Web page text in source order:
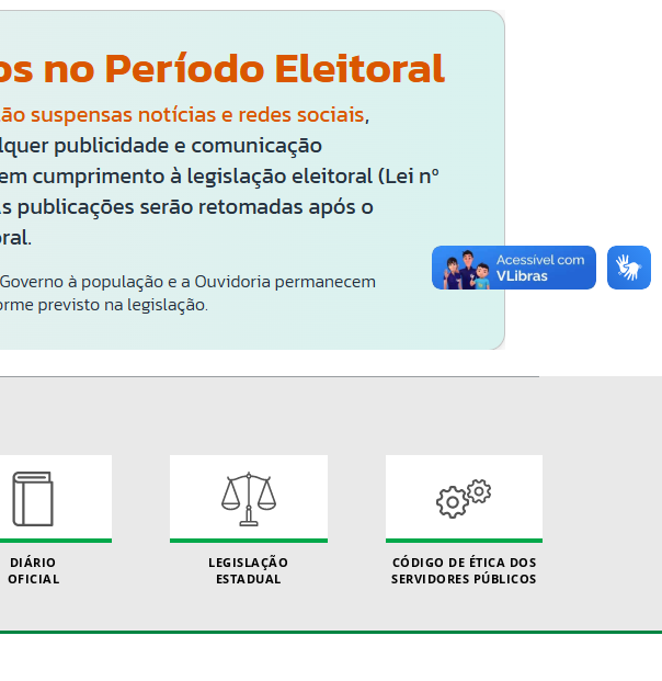
DIÁRIO
OFICIAL
LEGISLAÇÃO
ESTADUAL
CÓDIGO DE ÉTICA DOS
SERVIDORES PÚBLICOS